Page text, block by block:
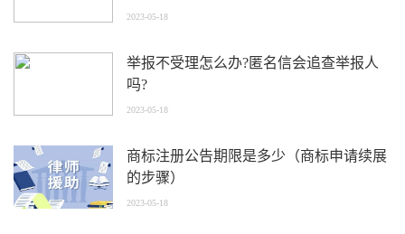
酬？
2023-05-18
举报不受理怎么办?匿名信会追查举报人
吗?
2023-05-18
商标注册公告期限是多少（商标申请续展
的步骤）
2023-05-18